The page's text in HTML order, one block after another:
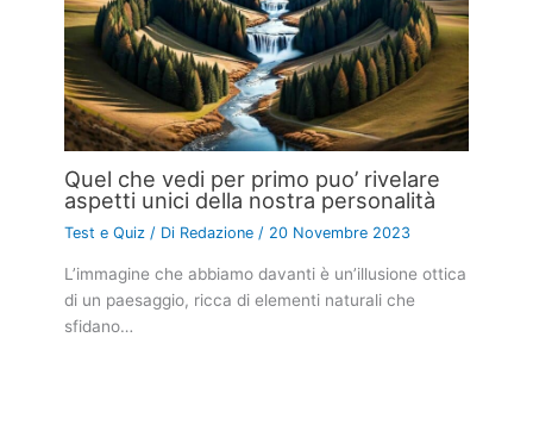
Quel che vedi per primo puo’ rivelare
aspetti unici della nostra personalità
Test e Quiz / Di Redazione / 20 Novembre 2023
L’immagine che abbiamo davanti è un’illusione ottica
di un paesaggio, ricca di elementi naturali che
sfidano…